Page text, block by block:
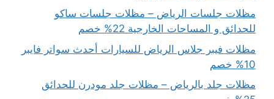
مظلات جلسات الرياض – مظلات جلسات ساكو
للحدائق و المساحات الخارجية 22% خصم
مظلات فيبر جلاس الرياض للسيارات أحدث سواتر فايبر
10% خصم
مظلات جلد بالرياض – مظلات جلد مودرن للحدائق